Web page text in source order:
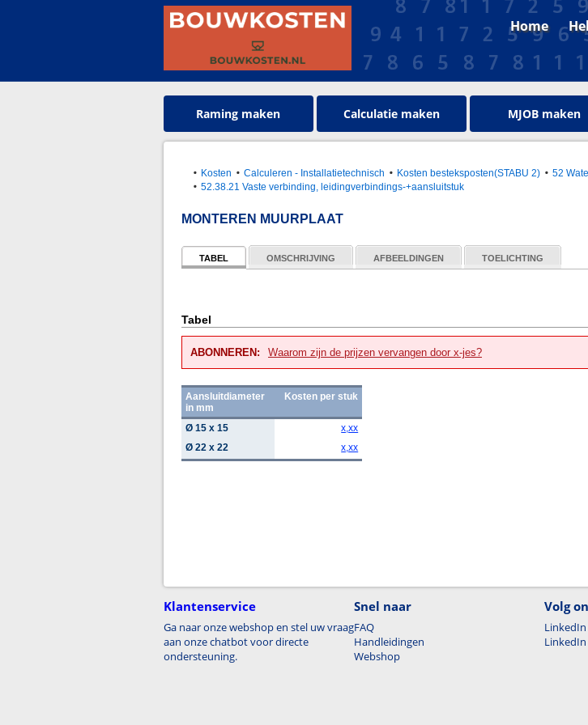
Home
Raming maken Calculatie maken MJOB maken
Kosten Calculeren - Installatietechnisch Kosten besteksposten(STABU 2) 52
52.38.21 Vaste verbinding, leidingverbindings-+aansluitstuk
MONTEREN MUURPLAAT
TABEL OMSCHRIJVING AFBEELDINGEN
TOELICHTING
Tabel
ABONNEREN: Waarom zijn de prijzen vervangen door x-jes?
Aansluitdiameter
in mm
Kosten per stuk
Ø 15 x 15
x,xx
Ø 22 x 22
x,xx
Klantenservice
Ga naar onze webshop en stel uw vraag
aan onze chatbot voor directe
ondersteuning.
Snel naar
FAQ
Handleidingen
Webshop
Volg